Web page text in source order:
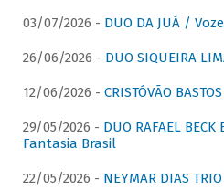
03/07/2026 - DUO DA JUÁ /
26/06/2026 - DUO SIQUEIRA
12/06/2026 - CRISTÓVÃO
29/05/2026 - DUO RAFAEL
Fantasia Brasil
22/05/2026 - NEYMAR DIAS